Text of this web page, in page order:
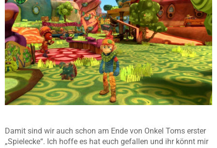
Damit sind wir auch schon am Ende von Onkel Toms erster
„Spielecke“. Ich hoffe es hat euch gefallen und ihr könnt mir